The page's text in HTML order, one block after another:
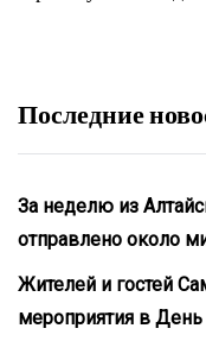
Последние
За неделю из
отправлено около
Жителей и гостей
мероприятия в День